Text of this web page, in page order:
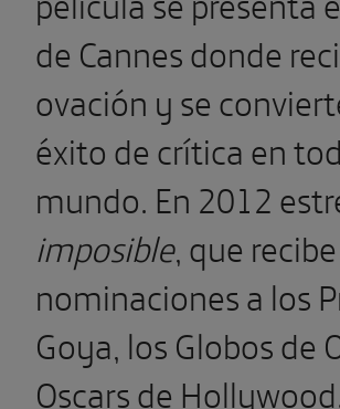
de Cannes donde
ovación y se
éxito de crítica en
mundo. En 2012
imposible, que recibe
nominaciones a los
Goya, los Globos de
Oscars de